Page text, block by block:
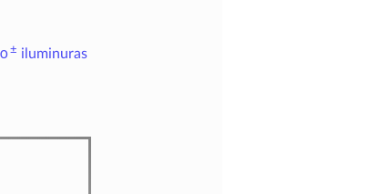
± iluminuras